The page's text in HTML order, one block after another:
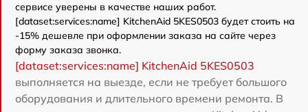
сервисе уверены в качестве наших работ.
[dataset:services:name] KitchenAid 5KES0503 будет стоить на
-15% дешевле при оформлении заказа на сайте через
форму заказа звонка.
[dataset:services:name] KitchenAid 5KES0503
выполняется на выезде, если не требует большого
оборудования и длительного времени ремонта. В